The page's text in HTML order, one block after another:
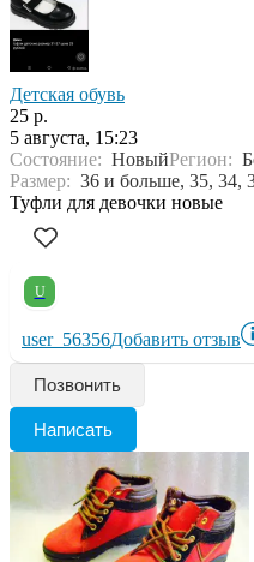
Детская обувь
25 р.
5 августа, 15:23
Состояние: НовыйРегион:
Размер: 36 и больше, 35, 34,
Туфли для девочки новые
U
user_56356Добавить отзыв
Позвонить
Написать